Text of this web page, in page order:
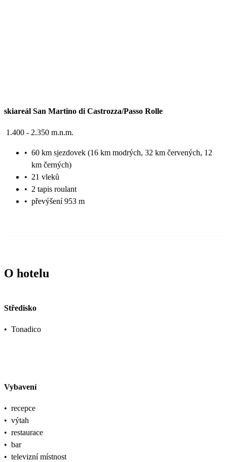
skiareál San Martino di Castrozza/Passo Rolle
1.400 - 2.350 m.n.m.
• 60 km sjezdovek (16 km modrých, 32 km červených, 12
km černých)
• 21 vleků
• 2 tapis roulant
• převýšení 953 m
O hotelu
Středisko
• Tonadico
Vybavení
• recepce
• výtah
• restaurace
• bar
• televizní místnost